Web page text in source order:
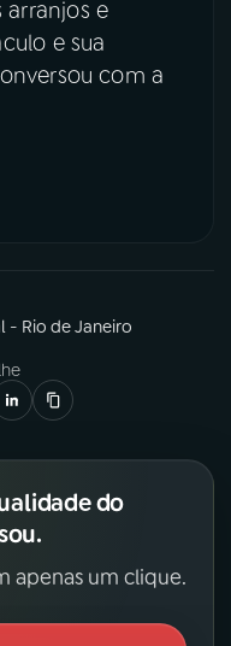
e
e sua
com a
- Rio de Janeiro
do
apenas um clique.